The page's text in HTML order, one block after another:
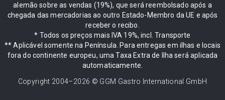
alemão sobre as vendas (19%), que será reembolsado após a
chegada das mercadorias ao outro Estado-Membro da UE e após
receber o recibo.
* Todos os preços mais IVA 19%, incl. Transporte
** Aplicável somente na Península. Para entregas em ilhas e locais
fora do continente europeu, uma Taxa Extra de Ilha será aplicada
automaticamente.
Copyright 2004–2026 © GGM Gastro International GmbH